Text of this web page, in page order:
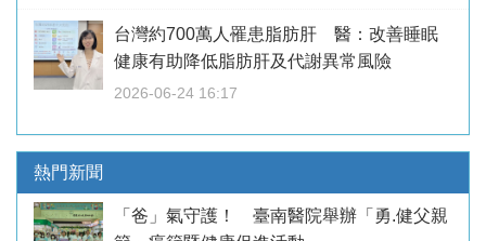
台灣約700萬人罹患脂肪肝 醫：改善睡眠
健康有助降低脂肪肝及代謝異常風險
2026-06-24 16:17
熱門新聞
「爸」氣守護！ 臺南醫院舉辦「勇.健父親